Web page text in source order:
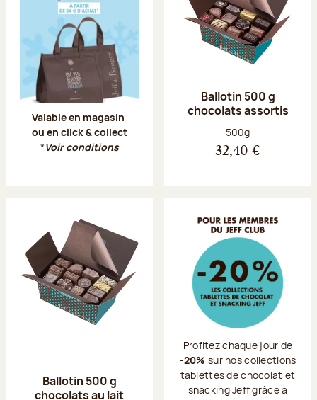
Valable en magasin
ou en click & collect
*Voir conditions
Ballotin 500 g
chocolats assortis
Poids net :
500g
32,40 €
Ballotin 500 g
chocolats au lait
Profitez chaque jour de
-20% sur nos collections
tablettes de chocolat et
snacking Jeff grâce à